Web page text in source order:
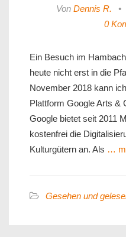
Von Dennis R. •
0
Ein Besuch im
heute nicht erst in die
November 2018 kann
Plattform Google Arts &
Google bietet seit 2011
kostenfrei die
Kulturgütern an. Als …
Gesehen und